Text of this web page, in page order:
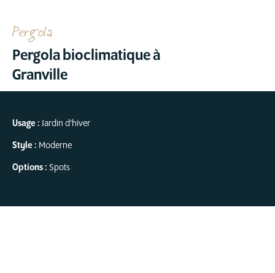
Pergola
Pergola bioclimatique à
Granville
Usage : Jardin d’hiver
Style : Moderne
Options : Spots